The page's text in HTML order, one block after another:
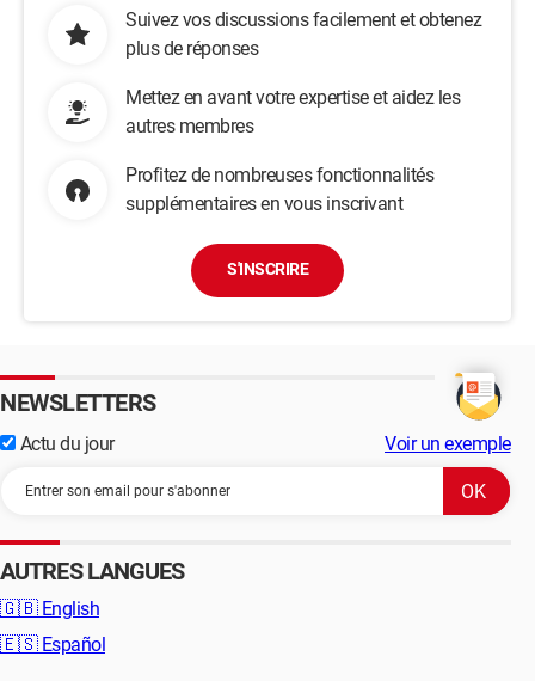
Suivez vos discussions facilement et obtenez
plus de réponses
Mettez en avant votre expertise et aidez les
autres membres
Profitez de nombreuses fonctionnalités
supplémentaires en vous inscrivant
S'INSCRIRE
NEWSLETTERS
Actu du jour Voir un exemple
AUTRES LANGUES
🇬🇧 English
🇪🇸 Español